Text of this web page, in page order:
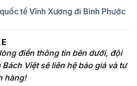
tế Vĩnh Xương đi Bình Phước
điền thông tin bên dưới, đội
Việt sẽ liên hệ báo giá và tư
hàng!